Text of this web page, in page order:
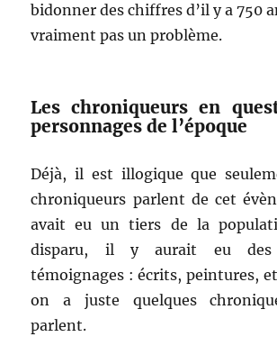
bidonner des chiffres d’il y a 750
vraiment pas un problème.
Les chroniqueurs en
personnages de l’époque
Déjà, il est illogique que
chroniqueurs parlent de cet
avait eu un tiers de la
disparu, il y aurait eu des
témoignages : écrits, peintures,
on a juste quelques
parlent.